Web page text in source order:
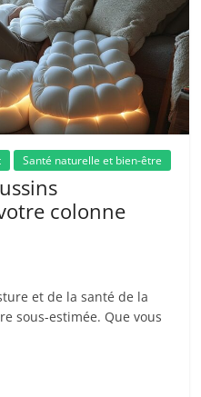
Santé naturelle et bien-être
colonne
et de la santé de la
sous-estimée. Que vous